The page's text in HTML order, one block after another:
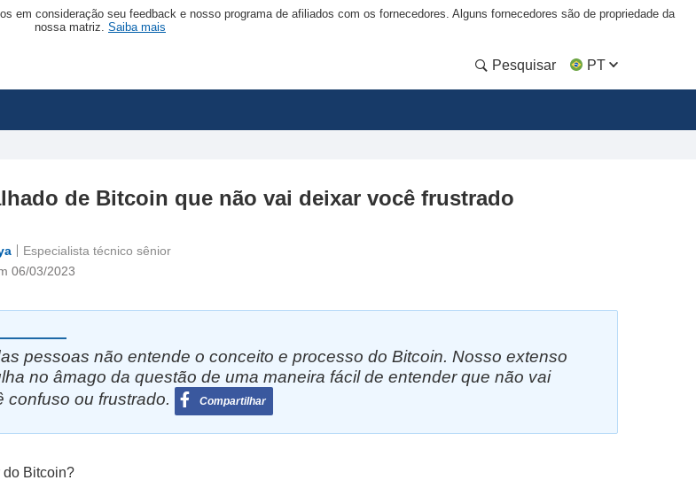
consideração seu feedback e nosso programa de afiliados com os fornecedores. Alguns fornecedores são de propriedade da
nossa matriz. Saiba mais
Pesquisar PT
de Bitcoin que não vai deixar você frustrado
06/03/2023
Especialista técnico sênior
pessoas não entende o conceito e processo do Bitcoin. Nosso extenso
no âmago da questão de uma maneira fácil de entender que não vai
confuso ou frustrado.
Compartilhar
do Bitcoin?